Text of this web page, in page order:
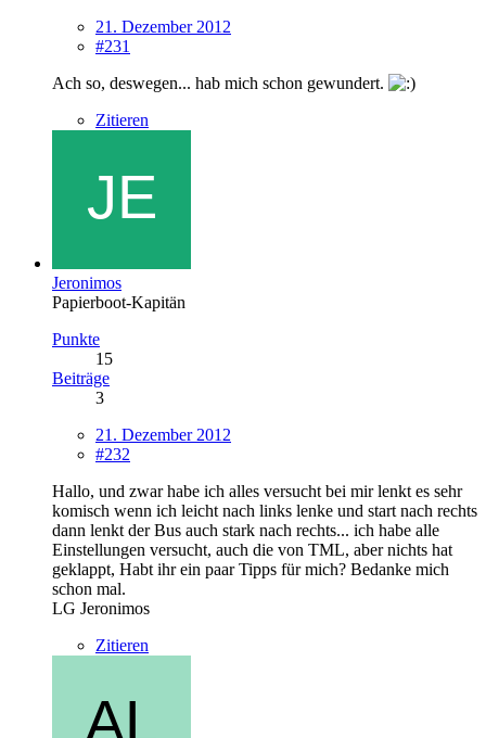
21. Dezember 2012
#231
Ach so, deswegen... hab mich schon gewundert.
Zitieren
Jeronimos
Papierboot-Kapitän
Punkte
15
Beiträge
3
21. Dezember 2012
#232
Hallo, und zwar habe ich alles versucht bei mir lenkt es sehr
komisch wenn ich leicht nach links lenke und start nach rechts
dann lenkt der Bus auch stark nach rechts... ich habe alle
Einstellungen versucht, auch die von TML, aber nichts hat
geklappt, Habt ihr ein paar Tipps für mich? Bedanke mich
schon mal.
LG Jeronimos
Zitieren